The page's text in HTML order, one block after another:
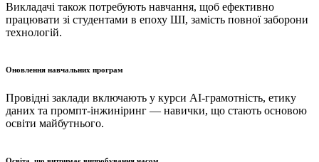
Викладачі також потребують навчання, щоб ефективно
працювати зі студентами в епоху ШІ, замість повної заборони
технологій.
Оновлення навчальних програм
Провідні заклади включають у курси AI-грамотність, етику
даних та промпт-інжиніринг — навички, що стають основою
освіти майбутнього.